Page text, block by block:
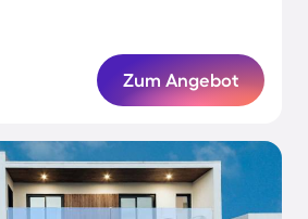
Zum Angebot